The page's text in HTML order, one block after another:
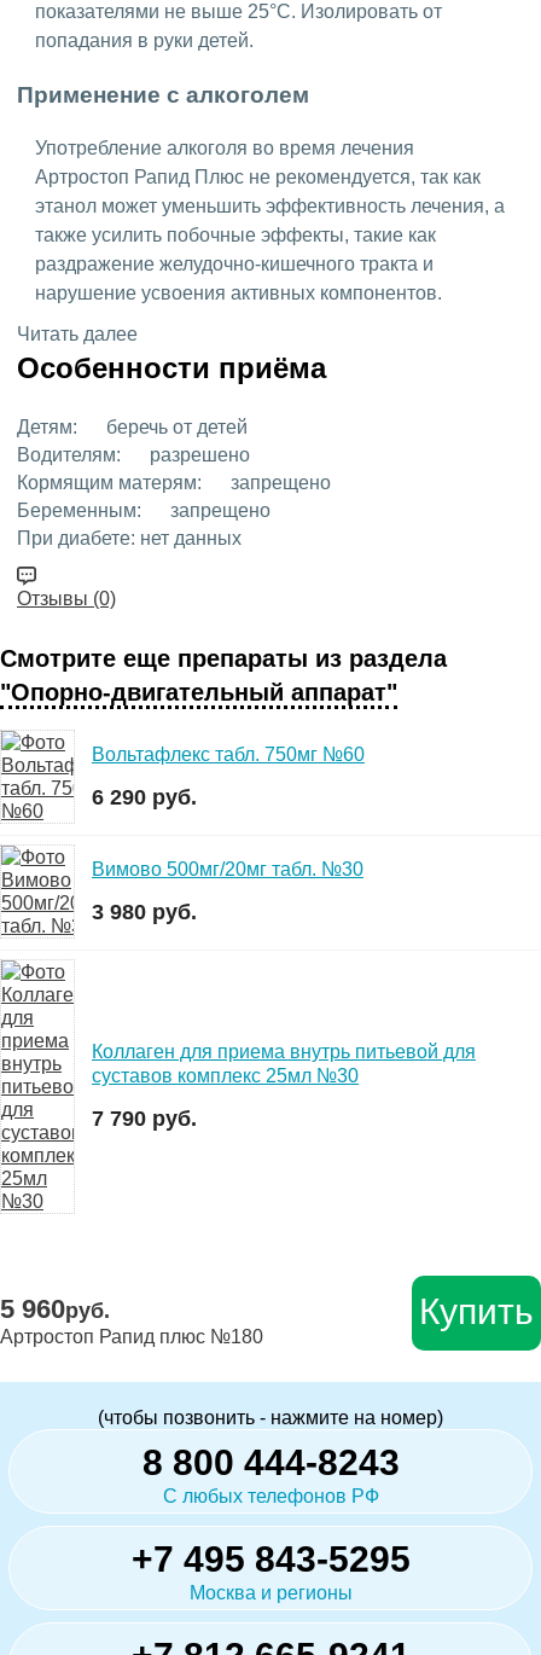
показателями не выше 25°C. Изолировать от
попадания в руки детей.
Применение с алкоголем
Употребление алкоголя во время лечения
Артростоп Рапид Плюс не рекомендуется, так как
этанол может уменьшить эффективность лечения, а
также усилить побочные эффекты, такие как
раздражение желудочно-кишечного тракта и
нарушение усвоения активных компонентов.
Читать далее
Особенности приёма
Детям:
беречь от детей
Водителям:
разрешено
Кормящим матерям:
запрещено
Беременным:
запрещено
При диабете: нет данных
Отзывы (0)
Смотрите еще препараты из раздела
"Опорно-двигательный аппарат"
Вольтафлекс табл. 750мг №60
6 290 руб.
Вимово 500мг/20мг табл. №30
3 980 руб.
Коллаген для приема внутрь питьевой для
суставов комплекс 25мл №30
7 790 руб.
5 960руб.
Артростоп Рапид плюс №180
Купить
(чтобы позвонить - нажмите на номер)
8 800 444-8243
С любых телефонов РФ
+7 495 843-5295
Москва и регионы